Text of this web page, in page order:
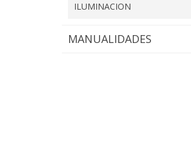
ILUMINACION
MANUALIDADES